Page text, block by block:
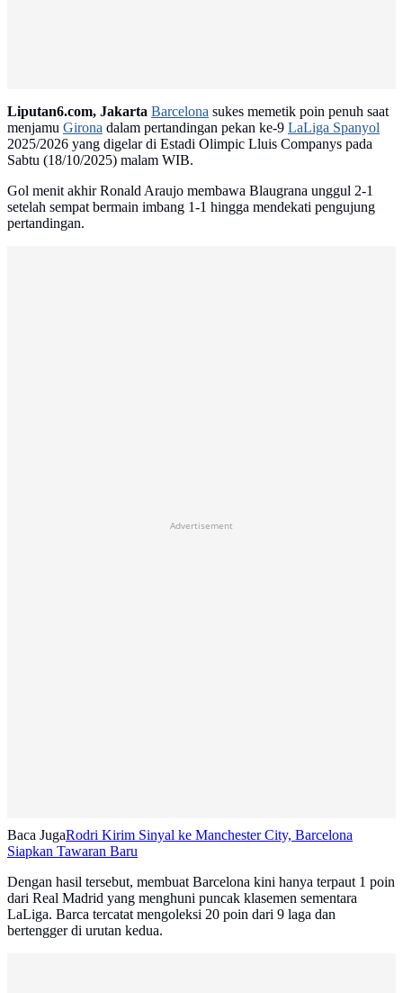
Liputan6.com, Jakarta Barcelona sukes memetik poin penuh saat
menjamu Girona dalam pertandingan pekan ke-9 LaLiga Spanyol
2025/2026 yang digelar di Estadi Olimpic Lluis Companys pada
Sabtu (18/10/2025) malam WIB.
Gol menit akhir Ronald Araujo membawa Blaugrana unggul 2-1
setelah sempat bermain imbang 1-1 hingga mendekati pengujung
pertandingan.
Advertisement
Baca JugaRodri Kirim Sinyal ke Manchester City, Barcelona
Siapkan Tawaran Baru
Dengan hasil tersebut, membuat Barcelona kini hanya terpaut 1 poin
dari Real Madrid yang menghuni puncak klasemen sementara
LaLiga. Barca tercatat mengoleksi 20 poin dari 9 laga dan
bertengger di urutan kedua.